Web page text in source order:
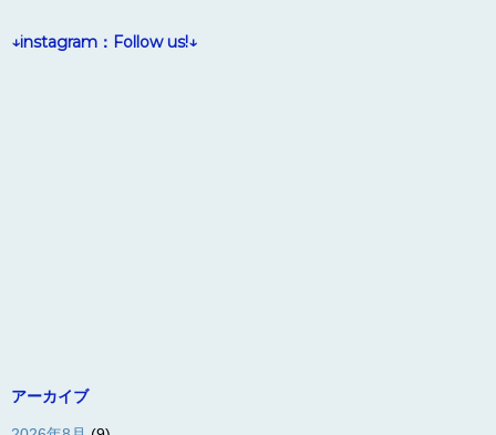
↓instagram：Follow us!↓
アーカイブ